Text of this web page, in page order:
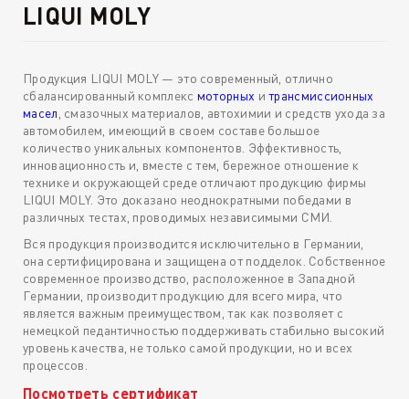
LIQUI MOLY
Продукция LIQUI MOLY — это современный, отлично
сбалансированный комплекс моторных итрансмиссионных
масел , смазочных материалов, автохимии и средств ухода за
автомобилем, имеющий в своем составе большое
количество уникальных компонентов. Эффективность,
инновационность и, вместе с тем, бережное отношение к
технике и окружающей среде отличают продукцию фирмы
LIQUI MOLY. Это доказано неоднократными победами в
различных тестах, проводимых независимыми СМИ.
Вся продукция производится исключительно в Германии,
она сертифицирована и защищена от подделок. Собственное
современное производство, расположенное в Западной
Германии, производит продукцию для всего мира, что
является важным преимуществом, так как позволяет с
немецкой педантичностью поддерживать стабильно высокий
уровень качества, не только самой продукции, но и всех
процессов.
Посмотреть сертификат